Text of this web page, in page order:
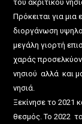
του ακριτικού
Πρόκειται για μια
διοργάνωση
μεγάλη γιορτή
χαράς
νησιού αλλά και
νησιά.
Ξεκίνησε το 2021
θεσμός. Το 2022